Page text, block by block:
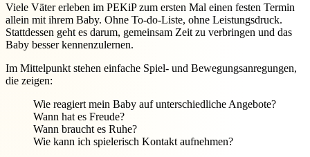
Viele Väter erleben im PEKiP zum ersten Mal einen festen Termin
allein mit ihrem Baby. Ohne To-do-Liste, ohne Leistungsdruck.
Stattdessen geht es darum, gemeinsam Zeit zu verbringen und das
Baby besser kennenzulernen.
Im Mittelpunkt stehen einfache Spiel- und Bewegungsanregungen,
die zeigen:
Wie reagiert mein Baby auf unterschiedliche Angebote?
Wann hat es Freude?
Wann braucht es Ruhe?
Wie kann ich spielerisch Kontakt aufnehmen?